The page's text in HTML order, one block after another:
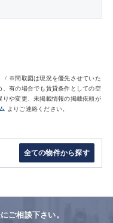
/ ※間取図は現況を優先させていた
有の場合でも賃貸条件としての空
や変更、未掲載情報の掲載依頼が
よりご連絡ください。
全ての物件から探す
ご相談下さい。